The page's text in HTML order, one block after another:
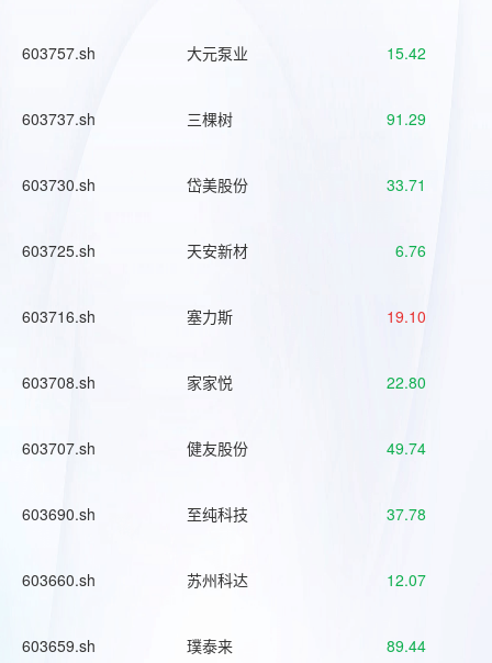
603757.sh 大元泵业 15.42
603737.sh 三棵树 91.29
603730.sh 岱美股份 33.71
603725.sh 天安新材 6.76
603716.sh 塞力斯 19.10
603708.sh 家家悦 22.80
603707.sh 健友股份 49.74
603690.sh 至纯科技 37.78
603660.sh 苏州科达 12.07
603659.sh 璞泰来 89.44